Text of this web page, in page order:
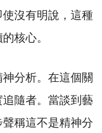
沒有明說，這種
核心。
分析。在這個關
隨者。當談到藝
稱這不是精神分